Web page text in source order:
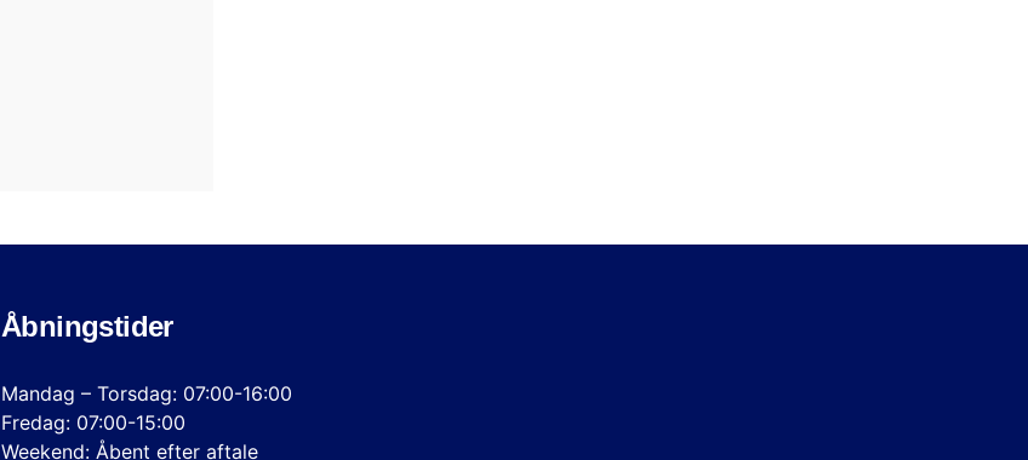
Åbningstider
Mandag – Torsdag: 07:00-16:00
Fredag: 07:00-15:00
Weekend: Åbent efter aftale